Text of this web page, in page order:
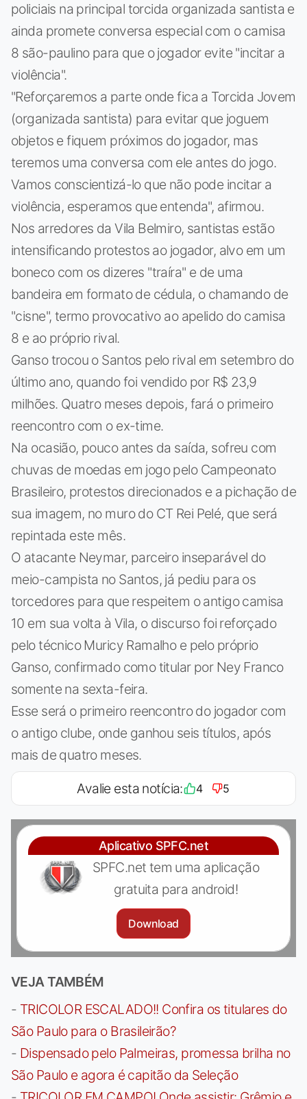
policiais na principal torcida organizada santista e
ainda promete conversa especial com o camisa
8 são-paulino para que o jogador evite "incitar a
violência".
"Reforçaremos a parte onde fica a Torcida Jovem
(organizada santista) para evitar que joguem
objetos e fiquem próximos do jogador, mas
teremos uma conversa com ele antes do jogo.
Vamos conscientizá-lo que não pode incitar a
violência, esperamos que entenda", afirmou.
Nos arredores da Vila Belmiro, santistas estão
intensificando protestos ao jogador, alvo em um
boneco com os dizeres "traíra" e de uma
bandeira em formato de cédula, o chamando de
"cisne", termo provocativo ao apelido do camisa
8 e ao próprio rival.
Ganso trocou o Santos pelo rival em setembro do
último ano, quando foi vendido por R$ 23,9
milhões. Quatro meses depois, fará o primeiro
reencontro com o ex-time.
Na ocasião, pouco antes da saída, sofreu com
chuvas de moedas em jogo pelo Campeonato
Brasileiro, protestos direcionados e a pichação de
sua imagem, no muro do CT Rei Pelé, que será
repintada este mês.
O atacante Neymar, parceiro inseparável do
meio-campista no Santos, já pediu para os
torcedores para que respeitem o antigo camisa
10 em sua volta à Vila, o discurso foi reforçado
pelo técnico Muricy Ramalho e pelo próprio
Ganso, confirmado como titular por Ney Franco
somente na sexta-feira.
Esse será o primeiro reencontro do jogador com
o antigo clube, onde ganhou seis títulos, após
mais de quatro meses.
Avalie esta notícia: 4 5
Aplicativo SPFC.net
SPFC.net tem uma aplicação
gratuita para android!
Download
VEJA TAMBÉM
- TRICOLOR ESCALADO!! Confira os titulares do
São Paulo para o Brasileirão?
- Dispensado pelo Palmeiras, promessa brilha no
São Paulo e agora é capitão da Seleção